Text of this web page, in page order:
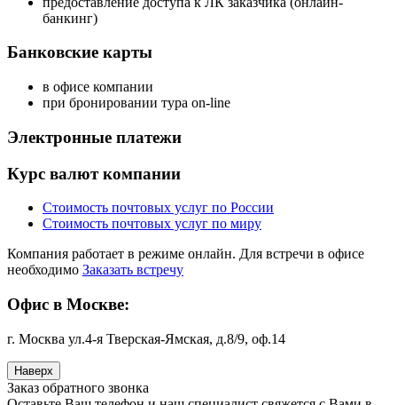
банкинг)
Банковские карты
в офисе компании
при бронировании тура on-line
Электронные платежи
Курс валют компании
Стоимость почтовых услуг по России
Стоимость почтовых услуг по миру
Компания работает в режиме онлайн. Для встречи в офисе
необходимо Заказать встречу
Офис в Москве:
г. Москва ул.4-я Тверская-Ямская, д.8/9, оф.14
Наверх
Заказ обратного звонка